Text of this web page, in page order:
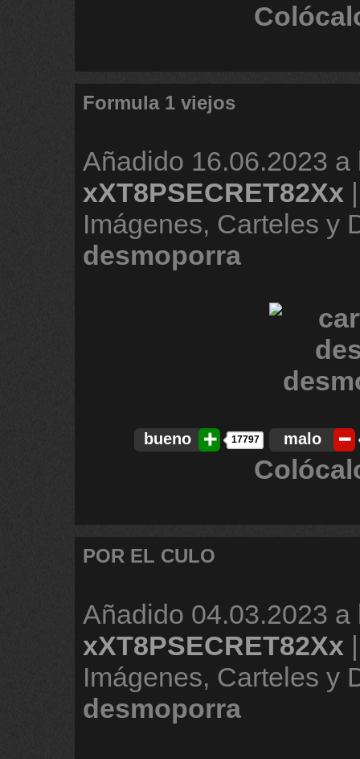
Formula 1 viejos
Añadido 16.06.2023 a
xXT8PSECRET82Xx
Imágenes, Carteles y
desmoporra
bueno 17797 malo
POR EL CULO
Añadido 04.03.2023 a
xXT8PSECRET82Xx
Imágenes, Carteles y
desmoporra